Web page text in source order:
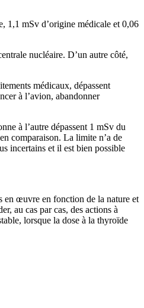
1,1 mSv d’origine médicale et 0,06
nucléaire. D’un autre côté,
médicaux, dépassent
à l’avion, abandonner
à l’autre dépassent 1 mSv du
comparaison. La limite n’a de
incertains et il est bien possible
en œuvre en fonction de la nature et
au cas par cas, des actions à
lorsque la dose à la thyroïde